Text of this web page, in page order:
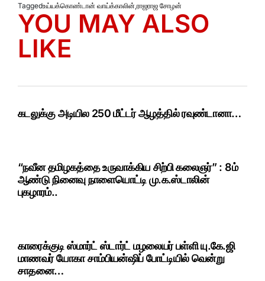
Taggedஉய்யக்கொண்டான் வாய்க்காலின் ராஜராஜ சோழன்
YOU MAY ALSO
LIKE
கடலுக்கு அடியில 250 மீட்டர் ஆழத்தில் ரவுண்டானா…
“நவீன தமிழகத்தை உருவாக்கிய சிற்பி கலைஞர்” : 8ம்
ஆண்டு நினைவு நாளையொட்டி மு.க.ஸ்டாலின்
புகழாரம்..
காரைக்குடி ஸ்மார்ட் ஸ்டார்ட் மழலையர் பள்ளி யு.கே.ஜி
மாணவர் யோகா சாம்பியன்ஷிப் போட்டியில் வென்று
சாதனை…